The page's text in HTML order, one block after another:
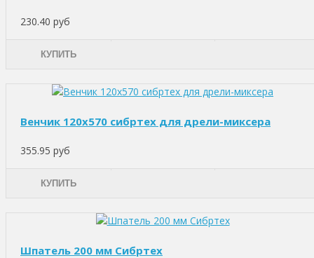
230.40 руб
КУПИТЬ
Венчик 120х570 сибртех для дрели-миксера
355.95 руб
КУПИТЬ
Шпатель 200 мм Сибртех